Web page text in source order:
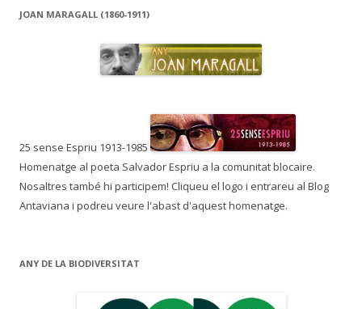
JOAN MARAGALL (1860-1911)
25 sense Espriu 1913-1985
Homenatge al poeta Salvador Espriu a la comunitat blocaire.
Nosaltres també hi participem! Cliqueu el logo i entrareu al Blog
Antaviana i podreu veure l'abast d'aquest homenatge.
ANY DE LA BIODIVERSITAT